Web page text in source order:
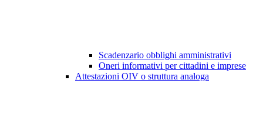
Scadenzario obblighi amministrativi
Oneri informativi per cittadini e imprese
Attestazioni OIV o struttura analoga